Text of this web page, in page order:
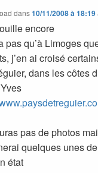
dans10/11/2008 à 18:19
encore
pas qu’à Limoges
j’en ai croisé
dans les côtes
pas de photos
quelques unes
état